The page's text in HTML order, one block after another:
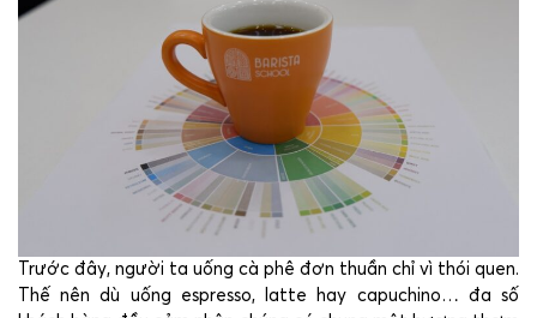
Trước đây, người ta uống cà phê đơn thuần chỉ vì thói quen.
Thế nên dù uống espresso, latte hay capuchino… đa số